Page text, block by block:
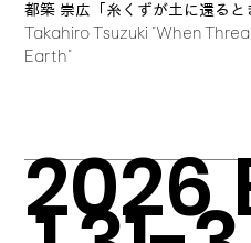
Takahiro Tsuzuki "When
Earth"
都築 崇広「糸くずが土に還ると
2026